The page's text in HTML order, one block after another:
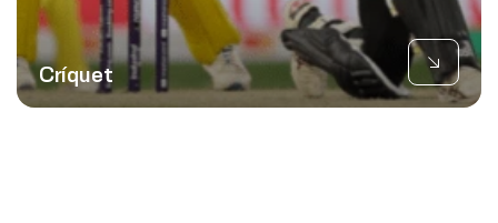
Críquet